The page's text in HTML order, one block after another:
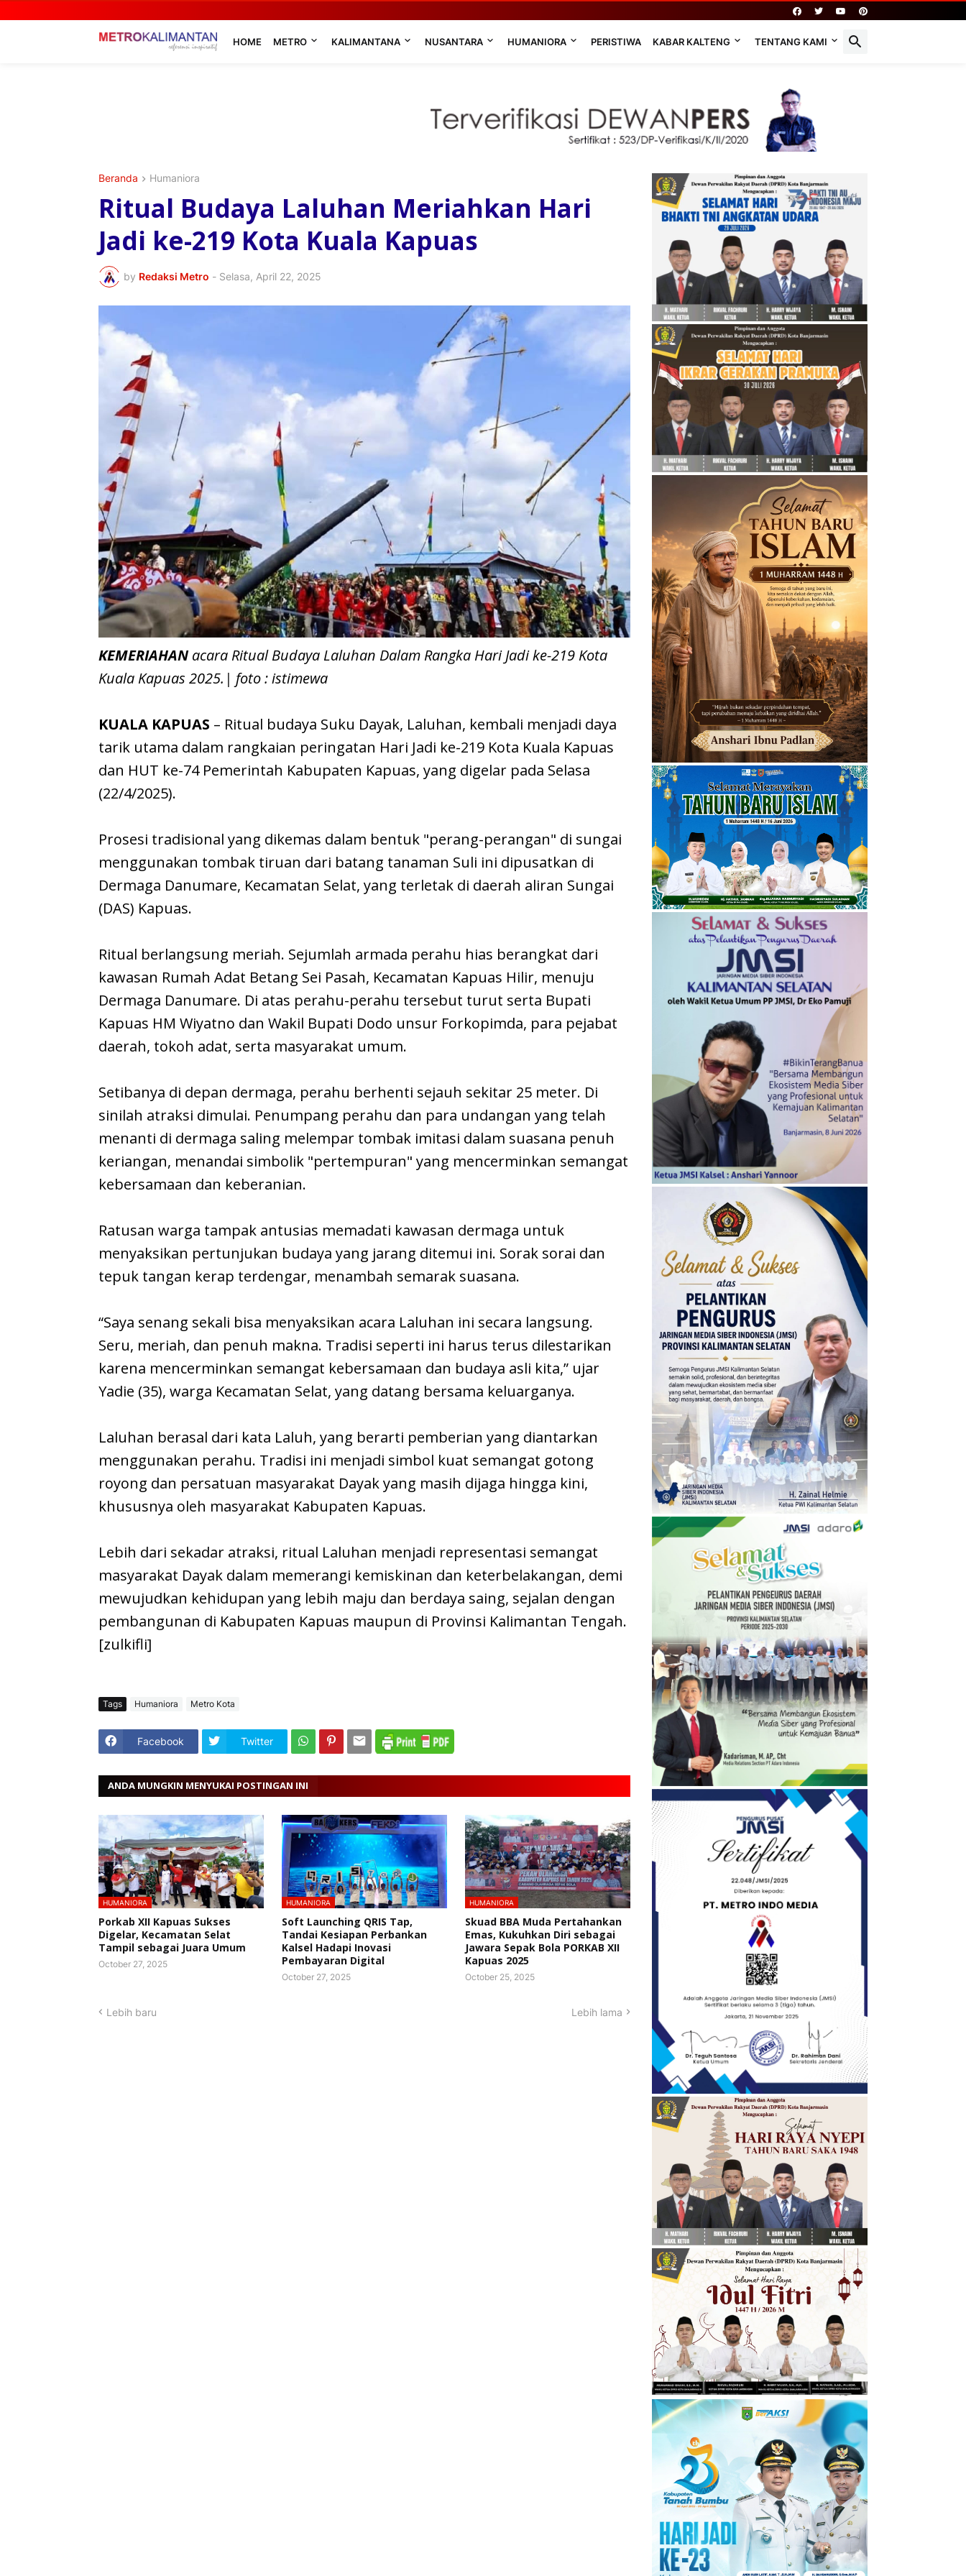
HOME METRO KALIMANTANA NUSANTARA HUMANIORA PERISTIWA KABAR KALTENG TENTANG KAMI
Beranda Humaniora
Ritual Budaya Laluhan Meriahkan Hari
Jadi ke-219 Kota Kuala Kapuas
by Redaksi Metro - Selasa, April 22, 2025
KEMERIAHANacara Ritual Budaya Laluhan Dalam Rangka Hari Jadi ke-219 Kota
Kuala Kapuas 2025.| foto : istimewa
KUALA KAPUAS – Ritual budaya Suku Dayak, Laluhan, kembali menjadi daya
tarik utama dalam rangkaian peringatan Hari Jadi ke-219 Kota Kuala Kapuas
dan HUT ke-74 Pemerintah Kabupaten Kapuas, yang digelar pada Selasa
(22/4/2025).
Prosesi tradisional yang dikemas dalam bentuk "perang-perangan" di sungai
menggunakan tombak tiruan dari batang tanaman Suli ini dipusatkan di
Dermaga Danumare, Kecamatan Selat, yang terletak di daerah aliran Sungai
(DAS) Kapuas.
Ritual berlangsung meriah. Sejumlah armada perahu hias berangkat dari
kawasan Rumah Adat Betang Sei Pasah, Kecamatan Kapuas Hilir, menuju
Dermaga Danumare. Di atas perahu-perahu tersebut turut serta Bupati
Kapuas HM Wiyatno dan Wakil Bupati Dodo unsur Forkopimda, para pejabat
daerah, tokoh adat, serta masyarakat umum.
Setibanya di depan dermaga, perahu berhenti sejauh sekitar 25 meter. Di
sinilah atraksi dimulai. Penumpang perahu dan para undangan yang telah
menanti di dermaga saling melempar tombak imitasi dalam suasana penuh
keriangan, menandai simbolik "pertempuran" yang mencerminkan semangat
kebersamaan dan keberanian.
Ratusan warga tampak antusias memadati kawasan dermaga untuk
menyaksikan pertunjukan budaya yang jarang ditemui ini. Sorak sorai dan
tepuk tangan kerap terdengar, menambah semarak suasana.
“Saya senang sekali bisa menyaksikan acara Laluhan ini secara langsung.
Seru, meriah, dan penuh makna. Tradisi seperti ini harus terus dilestarikan
karena mencerminkan semangat kebersamaan dan budaya asli kita,” ujar
Yadie (35), warga Kecamatan Selat, yang datang bersama keluarganya.
Laluhan berasal dari kata Laluh, yang berarti pemberian yang diantarkan
menggunakan perahu. Tradisi ini menjadi simbol kuat semangat gotong
royong dan persatuan masyarakat Dayak yang masih dijaga hingga kini,
khususnya oleh masyarakat Kabupaten Kapuas.
Lebih dari sekadar atraksi, ritual Laluhan menjadi representasi semangat
masyarakat Dayak dalam memerangi kemiskinan dan keterbelakangan, demi
mewujudkan kehidupan yang lebih maju dan berdaya saing, sejalan dengan
pembangunan di Kabupaten Kapuas maupun di Provinsi Kalimantan Tengah.
[zulkifli]
Tags Humaniora Metro Kota
Facebook Twitter
ANDA MUNGKIN MENYUKAI POSTINGAN INI
HUMANIORA
Porkab XII Kapuas Sukses
Digelar, Kecamatan Selat
Tampil sebagai Juara Umum
October 27, 2025
HUMANIORA
Soft Launching QRIS Tap,
Tandai Kesiapan Perbankan
Kalsel Hadapi Inovasi
Pembayaran Digital
October 27, 2025
HUMANIORA
Skuad BBA Muda Pertahankan
Emas, Kukuhkan Diri sebagai
Jawara Sepak Bola PORKAB XII
Kapuas 2025
October 25, 2025
Lebih baru Lebih lama